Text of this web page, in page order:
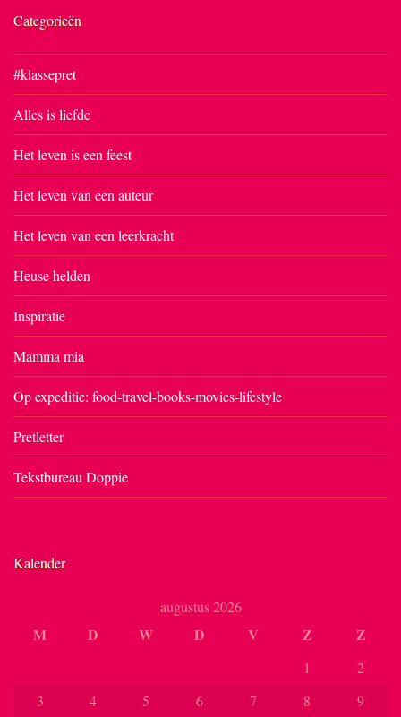
Categorieën
#klassepret
Alles is liefde
Het leven is een feest
Het leven van een auteur
Het leven van een leerkracht
Heuse helden
Inspiratie
Mamma mia
Op expeditie: food-travel-books-movies-lifestyle
Pretletter
Tekstbureau Doppie
Kalender
augustus 2026
M D W D V Z Z
1
2
3
4 5 6 7 8 9